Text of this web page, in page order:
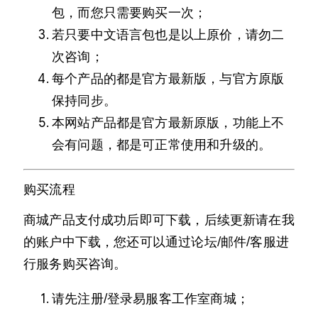
包，而您只需要购买一次；
若只要中文语言包也是以上原价，请勿二
次咨询；
每个产品的都是官方最新版，与官方原版
保持同步。
本网站产品都是官方最新原版，功能上不
会有问题，都是可正常使用和升级的。
购买流程
商城产品支付成功后即可下载，后续更新请在我
的账户中下载，您还可以通过论坛/邮件/客服进
行服务购买咨询。
请先注册/登录易服客工作室商城；